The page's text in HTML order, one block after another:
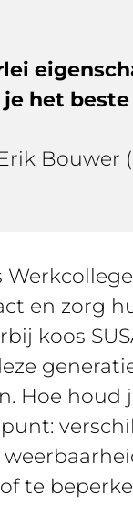
het
Bouwer
en zorg
koos
Hoe
te